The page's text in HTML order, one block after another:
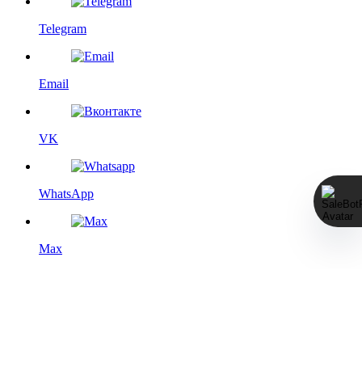
Telegram
Email
VK
WhatsApp
Max